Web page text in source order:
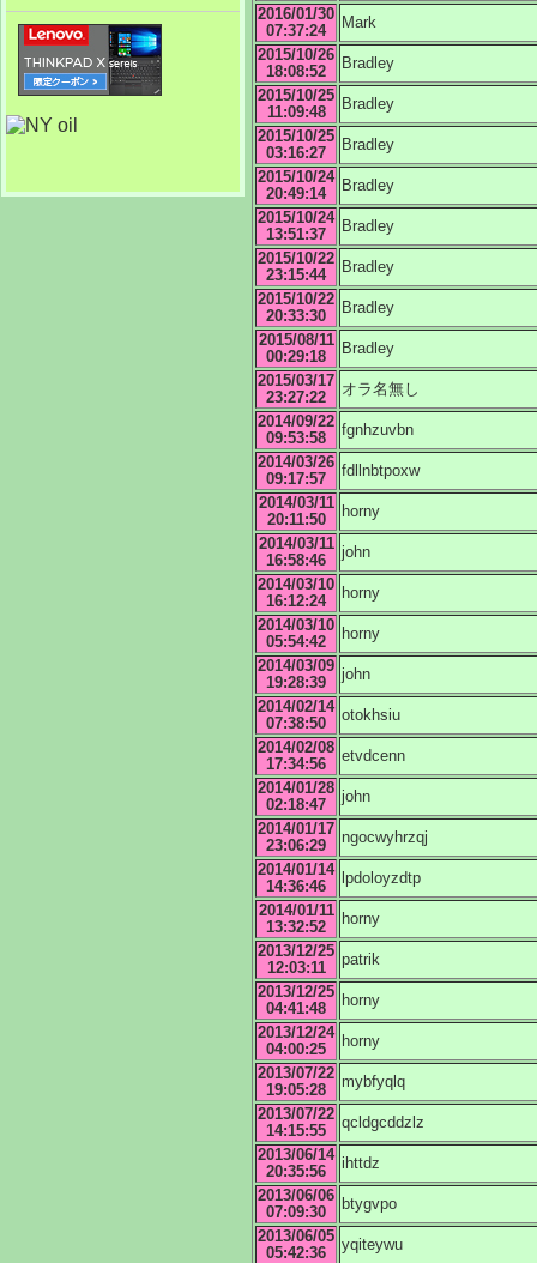
2016/01/30
07:37:24
Mark
2015/10/26
18:08:52
Bradley
2015/10/25
11:09:48
Bradley
2015/10/25
03:16:27
Bradley
2015/10/24
20:49:14
Bradley
2015/10/24
13:51:37
Bradley
2015/10/22
23:15:44
Bradley
2015/10/22
20:33:30
Bradley
2015/08/11
00:29:18
Bradley
2015/03/17
23:27:22
オラ名無し
2014/09/22
09:53:58
fgnhzuvbn
2014/03/26
09:17:57
fdllnbtpoxw
2014/03/11
20:11:50
horny
2014/03/11
16:58:46
john
2014/03/10
16:12:24
horny
2014/03/10
05:54:42
horny
2014/03/09
19:28:39
john
2014/02/14
07:38:50
otokhsiu
2014/02/08
17:34:56
etvdcenn
2014/01/28
02:18:47
john
2014/01/17
23:06:29
ngocwyhrzqj
2014/01/14
14:36:46
lpdoloyzdtp
2014/01/11
13:32:52
horny
2013/12/25
12:03:11
patrik
2013/12/25
04:41:48
horny
2013/12/24
04:00:25
horny
2013/07/22
19:05:28
mybfyqlq
2013/07/22
14:15:55
qcldgcddzlz
2013/06/14
20:35:56
ihttdz
2013/06/06
07:09:30
btygvpo
2013/06/05
05:42:36
yqiteywu